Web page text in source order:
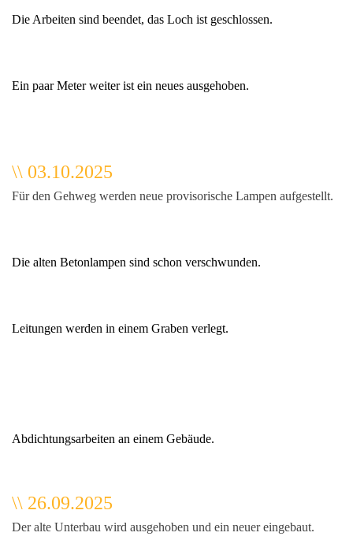
Die Arbeiten sind beendet, das Loch ist geschlossen.
Ein paar Meter weiter ist ein neues ausgehoben.
\\ 03.10.2025
Für den Gehweg werden neue provisorische Lampen aufgestellt.
Die alten Betonlampen sind schon verschwunden.
Leitungen werden in einem Graben verlegt.
Abdichtungsarbeiten an einem Gebäude.
\\ 26.09.2025
Der alte Unterbau wird ausgehoben und ein neuer eingebaut.